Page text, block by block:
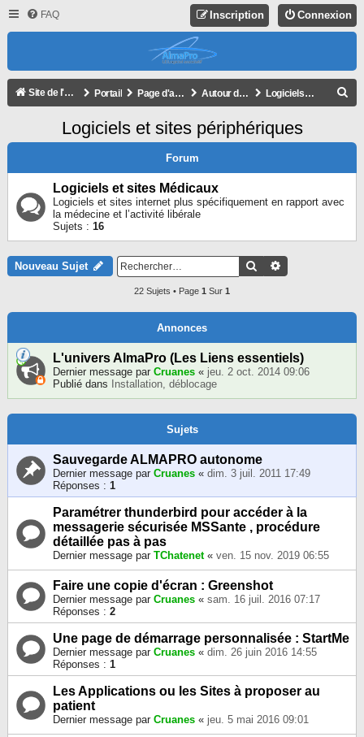
FAQ Connexion
Inscription
Site de l'association Portail Page d'accueil du forum Autour d'AlmaPro Logiciels et sites périphériques
E
H
Logiciels et sites périphériques
Forum
Logiciels et sites Médicaux
Logiciels et sites internet plus spécifiquement en rapport avec
la médecine et l’activité libérale
Sujets : 16
Nouveau Sujet Rechercher
22 Sujets • Page 1 Sur 1
Annonces
L'univers AlmaPro (Les Liens essentiels)
Dernier message par Cruanes « jeu. 2 oct. 2014 09:06
Publié dans
Installation, déblocage
Sujets
Sauvegarde ALMAPRO autonome
Dernier message par Cruanes « dim. 3 juil. 2011 17:49
Réponses : 1
Paramétrer thunderbird pour accéder à la
messagerie sécurisée MSSante , procédure
détaillée pas à pas
Dernier message par TChatenet« ven. 15 nov. 2019 06:55
Faire une copie d'écran : Greenshot
Dernier message par Cruanes « sam. 16 juil. 2016 07:17
Réponses : 2
Une page de démarrage personnalisée : StartMe
Dernier message par Cruanes « dim. 26 juin 2016 14:55
Réponses : 1
Les Applications ou les Sites à proposer au
patient
Dernier message par Cruanes « jeu. 5 mai 2016 09:01